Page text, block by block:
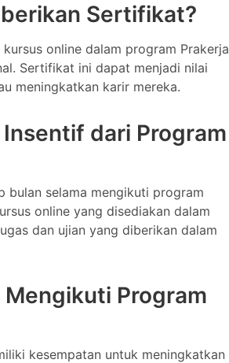
Sertifikat?
online dalam program Prakerja
Sertifikat ini dapat menjadi nilai
meningkatkan karir mereka.
dari Program
bulan selama mengikuti program
online yang disediakan dalam
dan ujian yang diberikan dalam
Mengikuti Program
kesempatan untuk meningkatkan